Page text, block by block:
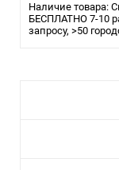
Наличие товара:
БЕСПЛАТНО 7-10
запросу, >50